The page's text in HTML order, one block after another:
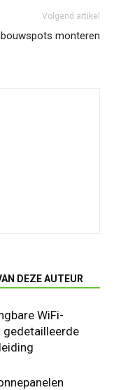
Volgend artikel
monteren
DEZE AUTEUR
WiFi-
gedetailleerde